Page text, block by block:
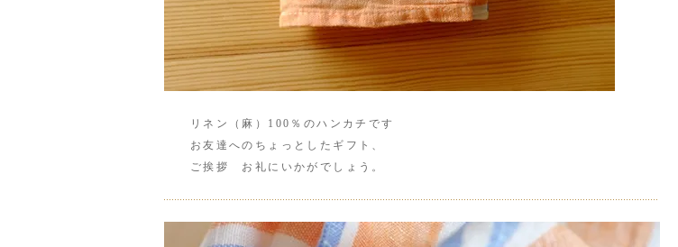
リネン（麻）100％のハンカチです
お友達へのちょっとしたギフト、
ご挨拶 お礼にいかがでしょう。